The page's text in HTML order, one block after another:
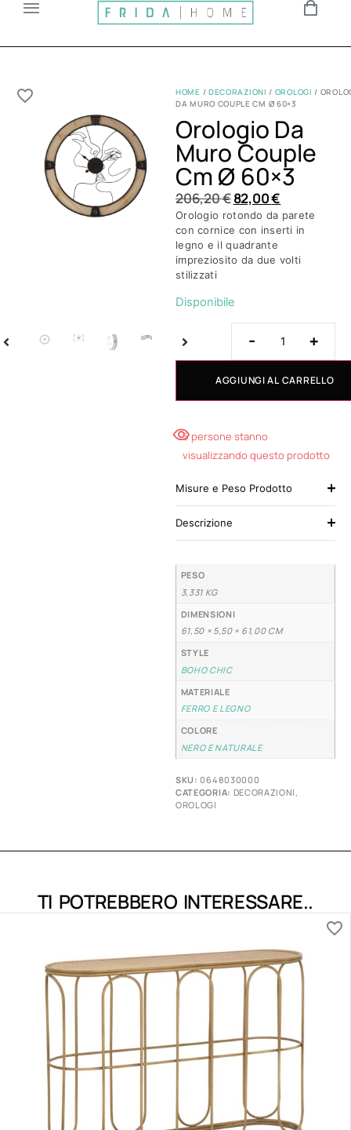
HOME / DECORAZIONI / OROLOGI /
DA MURO COUPLE CM Ø 60×3
Orologio Da
Muro Couple
Cm Ø 60×3
206,20€82,00€
Orologio rotondo da parete
con cornice con inserti in
legno e il quadrante
impreziosito da due volti
stilizzati
Disponibile
- +
AGGIUNGI AL CARRELLO
5 persone stanno
visualizzando questo prodotto
Misure e Peso Prodotto
Descrizione
PESO
3,331 KG
DIMENSIONI
61,50 × 5,50 × 61,00 CM
STYLE
BOHO CHIC
MATERIALE
FERRO E LEGNO
COLORE
NERO E NATURALE
SKU:0648030000
CATEGORIA: DECORAZIONI
OROLOGI
TI POTREBBERO INTERESSARE..